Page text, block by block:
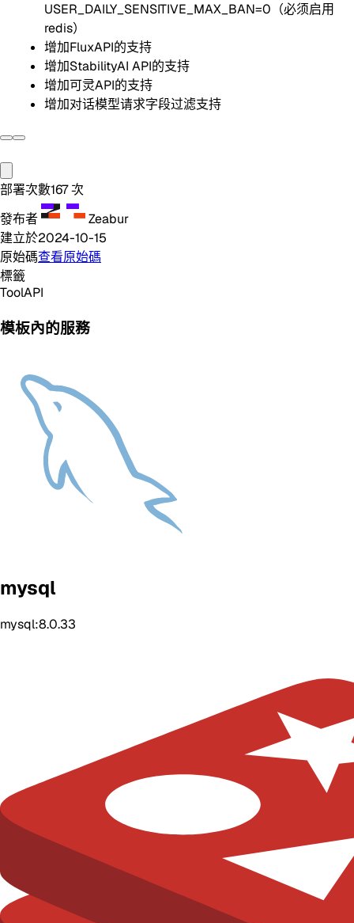
USER_DAILY_SENSITIVE_MAX_BAN=0（必须启用
redis）
增加FluxAPI的支持
增加StabilityAI API的支持
增加可灵API的支持
增加对话模型请求字段过滤支持
部署次數167次
發布者
Zeabur
建立於2024-10-15
原始碼查看原始碼
標籤
ToolAPI
模板內的服務
mysql
mysql:8.0.33